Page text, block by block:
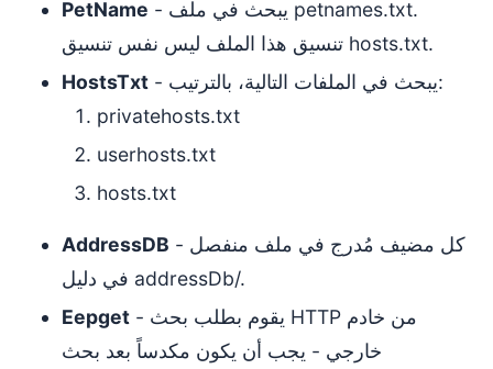
PetName - يبحث في ملف petnames.txt.
تنسيق هذا الملف ليس نفس تنسيق hosts.txt.
HostsTxt
- يبحث في الملفات التالية، بالترتيب:
privatehosts.txt
userhosts.txt
hosts.txt
AddressDB - كل مضيف مُدرج في ملف منفصل
في دليل addressDb/.
Eepget - يقوم بطلب بحث HTTP من خادم
خارجي - يجب أن يكون مكدساً بعد بحث